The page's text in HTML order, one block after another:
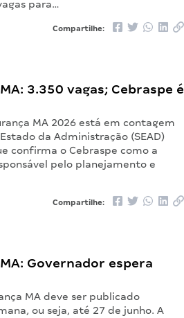
para…
Compartilhe:
3.350 vagas; Cebraspe é
MA 2026 está em contagem
da Administração (SEAD)
confirma o Cebraspe como a
pelo planejamento e
Compartilhe:
Governador espera
MA deve ser publicado
ou seja, até 27 de junho. A